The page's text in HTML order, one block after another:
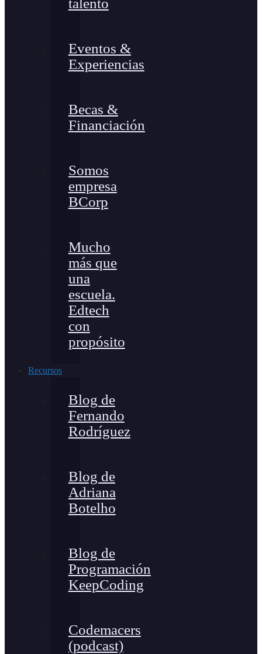
talento
Eventos &
Experiencias
Becas &
Financiación
Somos
empresa
BCorp
Mucho
más que
una
escuela.
Edtech
con
propósito
Recursos
Blog de
Fernando
Rodríguez
Blog de
Adriana
Botelho
Blog de
Programación
KeepCoding
Codemacers
(podcast)